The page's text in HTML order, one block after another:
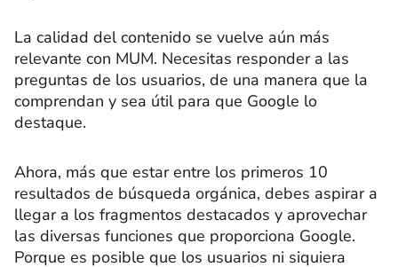
La calidad del contenido se vuelve aún más
relevante con MUM. Necesitas responder a las
preguntas de los usuarios, de una manera que la
comprendan y sea útil para que Google lo
destaque.
Ahora, más que estar entre los primeros 10
resultados de búsqueda orgánica, debes aspirar a
llegar a los fragmentos destacados y aprovechar
las diversas funciones que proporciona Google.
Porque es posible que los usuarios ni siquiera